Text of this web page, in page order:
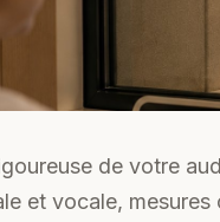
de votre
et vocale,